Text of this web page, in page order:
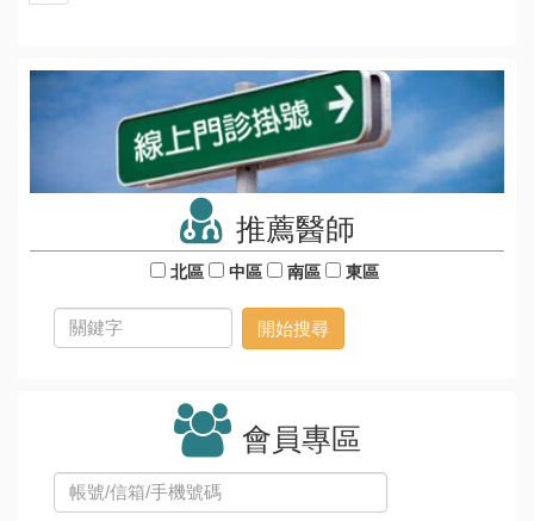
推薦醫師
北區 中區 南區 東區
會員專區